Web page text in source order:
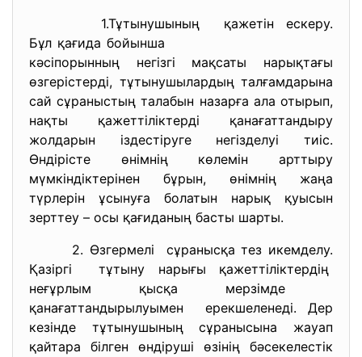
1.Тұтынушының қажетін ескеру.
Бұл қағида бойынша
кәсіпорынның негізгі мақсаты нарықтағы
өзгерістерді, тұтынушылардың талғамдарына
сай сұраныстың талабын назарға ала отырып,
нақты қажеттіліктерді қанағаттандыру
жолдарын іздестіруге негізделуі тиіс.
Өндірісте өнімнің көлемін арттыру
мүмкіндіктерінен бұрын, өнімнің жаңа
түрлерін ұсынуға болатын нарық қуысын
зерттеу – осы қағиданың басты шарты.
2. Өзгермелі сұранысқа тез икемделу.
Қазіргі тұтыну нарығы қажеттіліктердің
неғұрлым қысқа мерзімде
қанағаттандырылуымен ерекшеленеді. Дер
кезінде тұтынушының сұранысына жауап
қайтара білген өндіруші өзінің бәсекелестік